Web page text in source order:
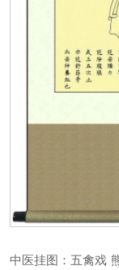
中医挂图：五禽戏